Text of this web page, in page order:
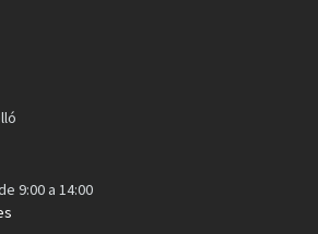
9:00 a 14:00